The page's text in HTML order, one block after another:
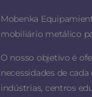
Mobenka
mobiliário metálico
O nosso objetivo é
necessidades de
indústrias, centros